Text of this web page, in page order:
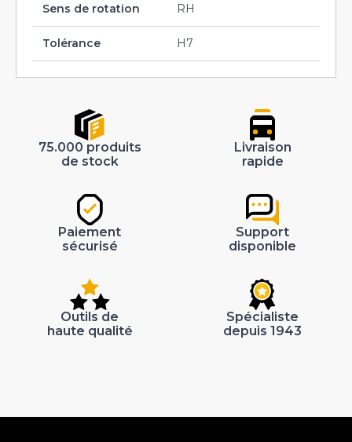
Sens de rotation RH
Tolérance H7
75.000 produits
de stock
Livraison
rapide
Paiement
sécurisé
Support
disponible
Outils de
haute qualité
Spécialiste
depuis 1943